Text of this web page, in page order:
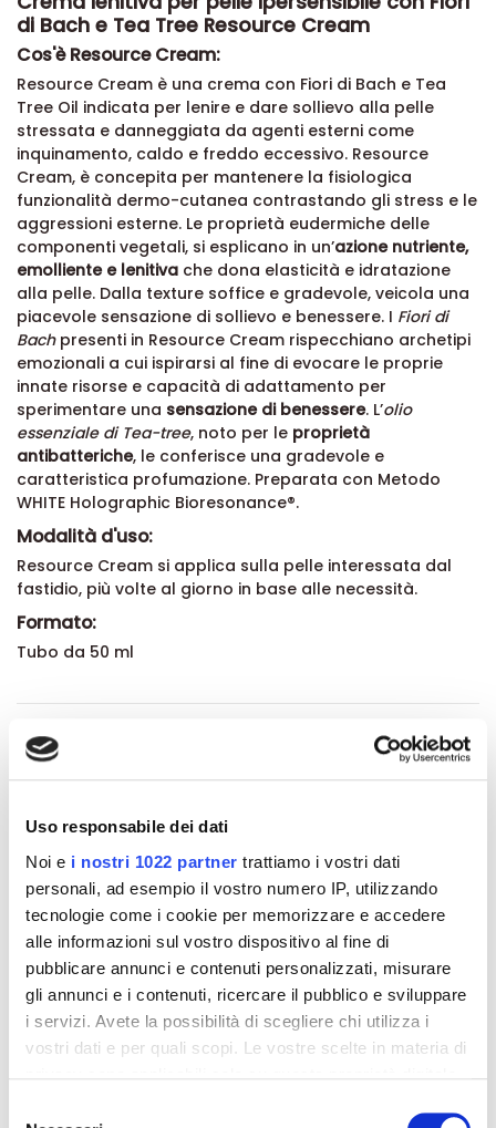
Uso responsabile dei dati
Noi e i nostri 1022 partner trattiamo i vostri dati
personali, ad esempio il vostro numero IP, utilizzando
tecnologie come i cookie per memorizzare e accedere
alle informazioni sul vostro dispositivo al fine di
pubblicare annunci e contenuti personalizzati, misurare
gli annunci e i contenuti, ricercare il pubblico e sviluppare
i servizi. Avete la possibilità di scegliere chi utilizza i
vostri dati e per quali scopi. Le vostre scelte in materia di
di Bach e Tea Tree Resource Cream
Cos'è Resource Cream:
Resource Cream è una crema con Fiori di Bach e Tea
Tree Oil indicata per lenire e dare sollievo alla pelle
stressata e danneggiata da agenti esterni come
inquinamento, caldo e freddo eccessivo. Resource
Cream, è concepita per mantenere la fisiologica
funzionalità dermo-cutanea contrastando gli stress e le
aggressioni esterne. Le proprietà eudermiche delle
componenti vegetali, si esplicano in un’azione nutriente,
emolliente e lenitiva che dona elasticità e idratazione
alla pelle. Dalla texture soffice e gradevole, veicola una
piacevole sensazione di sollievo e benessere. I Fiori di
Bachpresenti in Resource Cream rispecchiano archetipi
emozionali a cui ispirarsi al fine di evocare le proprie
innate risorse e capacità di adattamento per
sperimentare una sensazione di benessere. L’olio
essenziale di Tea-tree, noto per le proprietà
antibatteriche, le conferisce una gradevole e
caratteristica profumazione. Preparata con Metodo
WHITE Holographic Bioresonance®.
Modalità d'uso:
Resource Cream si applica sulla pelle interessata dal
fastidio, più volte al giorno in base alle necessità.
Formato:
Tubo da 50 ml
Dettagli del prodotto
Altri prodotti che potrebbero
interessarti
-42% -42%